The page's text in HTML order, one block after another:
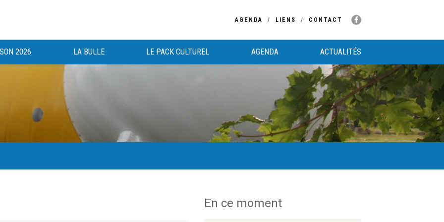
AGENDA LIENS CONTACT
2026 LA BULLE LE PACK CULTUREL AGENDA ACTUALITÉS
au bénéfice des haut-saônois depuis 1983. En ce moment